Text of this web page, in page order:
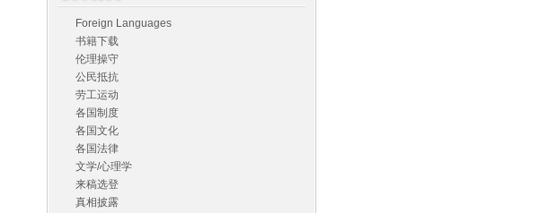
Foreign Languages
书籍下载
伦理操守
公民抵抗
劳工运动
各国制度
各国文化
各国法律
文学/心理学
来稿选登
真相披露